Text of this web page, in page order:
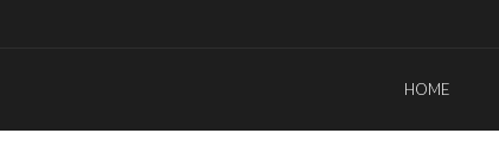
HOME